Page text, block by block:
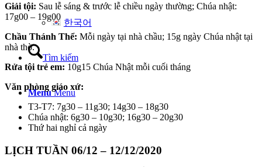
한국어
Tìm kiếm
Menu Menu
Giải tội: Sau lễ sáng & trước lễ chiều ngày thường; Chúa nhật:
17g00 – 19g00
Chầu Thánh Thể: Mỗi ngày tại nhà chầu; 15g ngày Chúa nhật tại
nhà thờ.
Rửa tội trẻ em: 10g15 Chúa Nhật mỗi cuối tháng
Văn phòng giáo xứ:
T3-T7: 7g30 – 11g30; 14g30 – 18g30
Chúa nhật: 6g30 – 10g30; 16g30 – 20g30
Thứ hai nghỉ cả ngày
LỊCH TUẦN 06/12 – 12/12/2020